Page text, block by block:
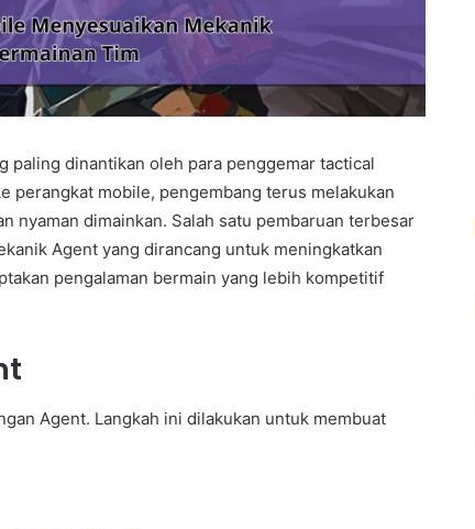
paling dinantikan oleh para penggemar tactical
perangkat mobile, pengembang terus melakukan
nyaman dimainkan. Salah satu pembaruan terbesar
Agent yang dirancang untuk meningkatkan
pengalaman bermain yang lebih kompetitif
Agent. Langkah ini dilakukan untuk membuat